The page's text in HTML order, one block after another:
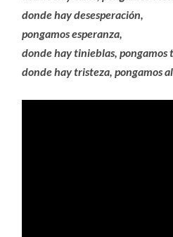
donde hay desesperación,
pongamos esperanza,
donde hay tinieblas, pongamos
donde hay tristeza, pongamos